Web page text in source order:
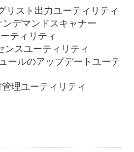
リスト出力ユーティリティ
ンデマンドスキャナー
ティリティ
ンスユーティリティ
ールのアップデートユーテ
理ユーティリティ